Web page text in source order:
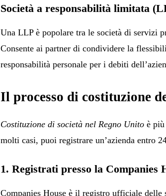
Società a responsabilità limitata
Una LLP è popolare tra le società di servizi
Consente ai partner di condividere la
responsabilità personale per i debiti
Il processo di costituzione
Costituzione di società nel Regno Unito è
molti casi, puoi registrare un’azienda entro
1. Registrati presso la Companies
Companies House è il registro ufficiale